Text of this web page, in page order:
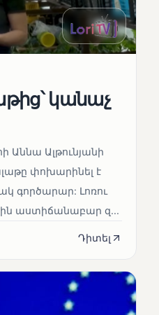
կանաչ
Աննա Ալթունյանի
փոխարինել է
գործարար: Լոռու
աստիճանաբար զ...
Դիտել